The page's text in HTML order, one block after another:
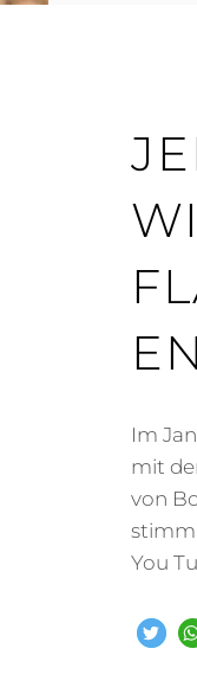
Im
mit
von
You